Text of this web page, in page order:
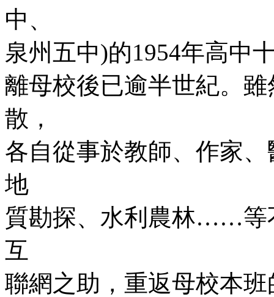
中、
泉州五中)的1954年高中
離母校後已逾半世紀。
散，
各自從事於教師、作家
地
質勘探、水利農林……等
互
聯網之助，重返母校本